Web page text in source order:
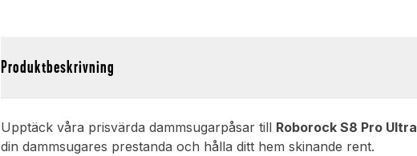
Produktbeskrivning
Upptäck våra prisvärda dammsugarpåsar till Roborock S8 Pro Ultra
din dammsugares prestanda och hålla ditt hem skinande rent.